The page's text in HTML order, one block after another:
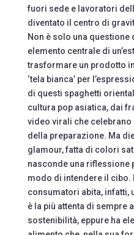
fuori sede e lavoratori
diventato il centro di
Non è solo una
elemento centrale di
trasformare un prodotto
‘tela bianca’ per
di questi spaghetti
cultura pop asiatica, dai
video virali che
della preparazione. Ma
glamour, fatta di colori
nasconde una riflessione
modo di intendere il cibo.
consumatori abita, infatti,
è la più attenta di sempre
sostenibilità, eppure ha